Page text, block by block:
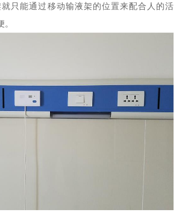
只能通过移动输液架的位置来配合人的活